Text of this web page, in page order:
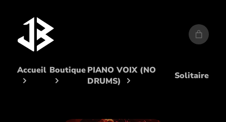
Accueil BoutiquePIANO VOIX (NO
DRUMS)
Solitaire